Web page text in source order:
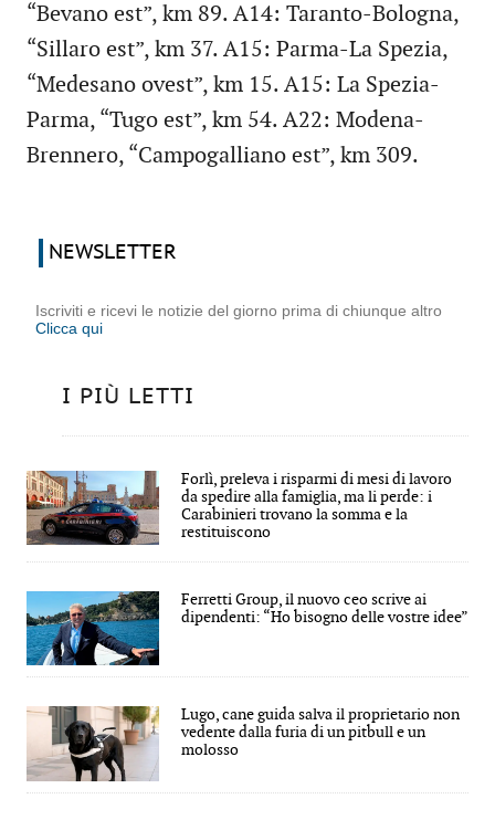
“Bevano est”, km 89. A14: Taranto-Bologna,
“Sillaro est”, km 37. A15: Parma-La Spezia,
“Medesano ovest”, km 15. A15: La Spezia-
Parma, “Tugo est”, km 54. A22: Modena-
Brennero, “Campogalliano est”, km 309.
NEWSLETTER
Iscriviti e ricevi le notizie del giorno prima di chiunque altro
Clicca qui
I PIÙ LETTI
Forlì, preleva i risparmi di mesi di lavoro
da spedire alla famiglia, ma li perde: i
Carabinieri trovano la somma e la
restituiscono
Ferretti Group, il nuovo ceo scrive ai
dipendenti: “Ho bisogno delle vostre idee”
Lugo, cane guida salva il proprietario non
vedente dalla furia di un pitbull e un
molosso